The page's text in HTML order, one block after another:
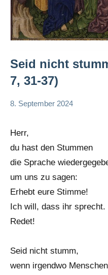
Seid nicht
7, 31-37)
spirituelles
8. September 2024
Andrea
Herr,
du hast den Stummen
die Sprache
um uns zu sagen:
Erhebt eure Stimme!
Ich will, dass ihr sprecht.
Redet!
Seid nicht stumm,
wenn irgendwo